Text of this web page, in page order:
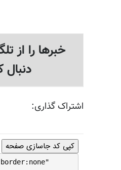
خبرها را از
دنبال
اشتراک گذاری:
کپی کد جاسازی صفحه